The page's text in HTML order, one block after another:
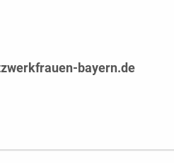
bayern.de